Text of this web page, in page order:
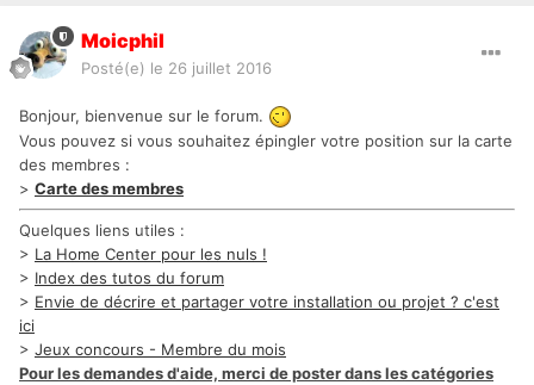
Moicphil
Posté(e) le 26 juillet 2016
Bonjour, bienvenue sur le forum.
Vous pouvez si vous souhaitez épingler votre position sur la carte
des membres :
> Carte des membres
Quelques liens utiles :
> La Home Center pour les nuls !
> Index des tutos du forum
> Envie de décrire et partager votre installation ou projet ? c'est
ici
> Jeux concours - Membre du mois
Pour les demandes d'aide, merci de poster dans les catégories